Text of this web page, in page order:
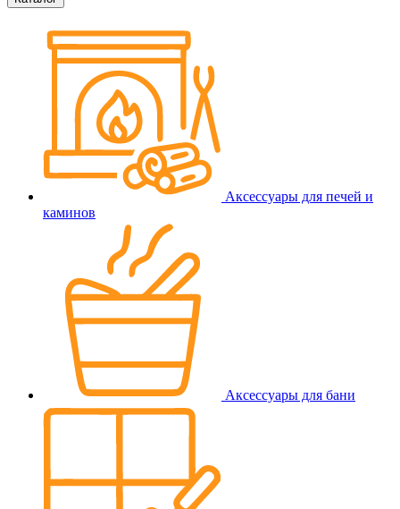
Аксессуары для печей и
каминов
Аксессуары для бани